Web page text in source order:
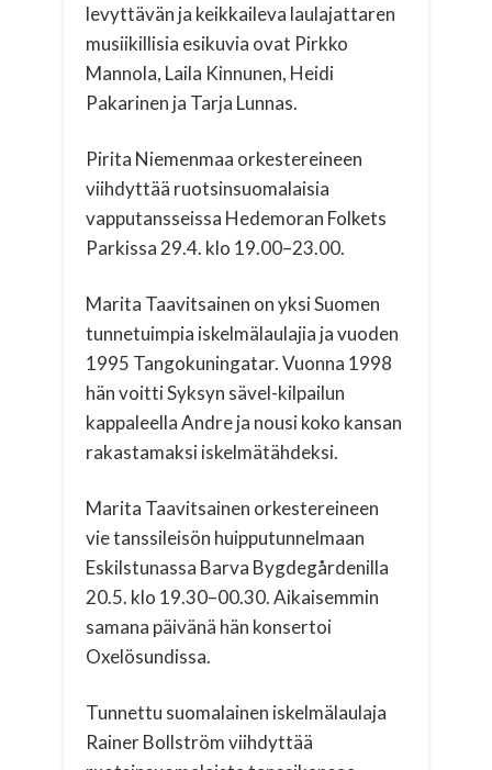
levyttävän ja keikkaileva laulajattaren
musiikillisia esikuvia ovat Pirkko
Mannola, Laila Kinnunen, Heidi
Pakarinen ja Tarja Lunnas.
Pirita Niemenmaa orkestereineen
viihdyttää ruotsinsuomalaisia
vapputansseissa Hedemoran Folkets
Parkissa 29.4. klo 19.00–23.00.
Marita Taavitsainen on yksi Suomen
tunnetuimpia iskelmälaulajia ja vuoden
1995 Tangokuningatar. Vuonna 1998
hän voitti Syksyn sävel-kilpailun
kappaleella Andre ja nousi koko kansan
rakastamaksi iskelmätähdeksi.
Marita Taavitsainen orkestereineen
vie tanssileisön huipputunnelmaan
Eskilstunassa Barva Bygdegårdenilla
20.5. klo 19.30–00.30. Aikaisemmin
samana päivänä hän konsertoi
Oxelösundissa.
Tunnettu suomalainen iskelmälaulaja
Rainer Bollström viihdyttää